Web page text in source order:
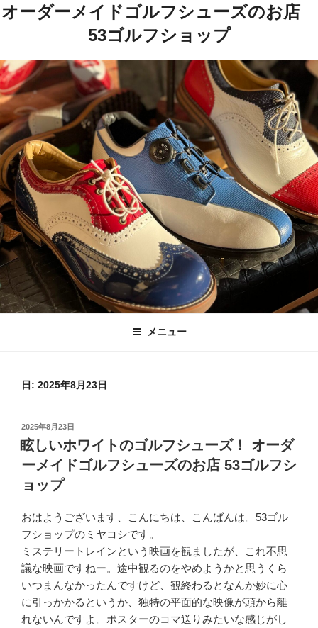
オーダーメイドゴルフシューズのお店
53ゴルフショップ
コ
ン
テ
ン
ツ
へ
ス
キ
ッ
プ
メニュー
日: 2025年8月23日
投
稿
日:
2025年8月23日
眩しいホワイトのゴルフシューズ！ オーダ
ーメイドゴルフシューズのお店 53ゴルフシ
ョップ
おはようございます、こんにちは、こんばんは。53ゴル
フショップのミヤコシです。
ミステリートレインという映画を観ましたが、これ不思
議な映画ですねー。途中観るのをやめようかと思うくら
いつまんなかったんですけど、観終わるとなんか妙に心
に引っかかるというか、独特の平面的な映像が頭から離
れないんですよ。ポスターのコマ送りみたいな感じがし